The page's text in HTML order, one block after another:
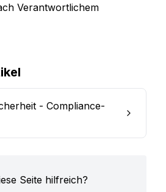
Verantwortlichem
- Compliance-
Seite hilfreich?